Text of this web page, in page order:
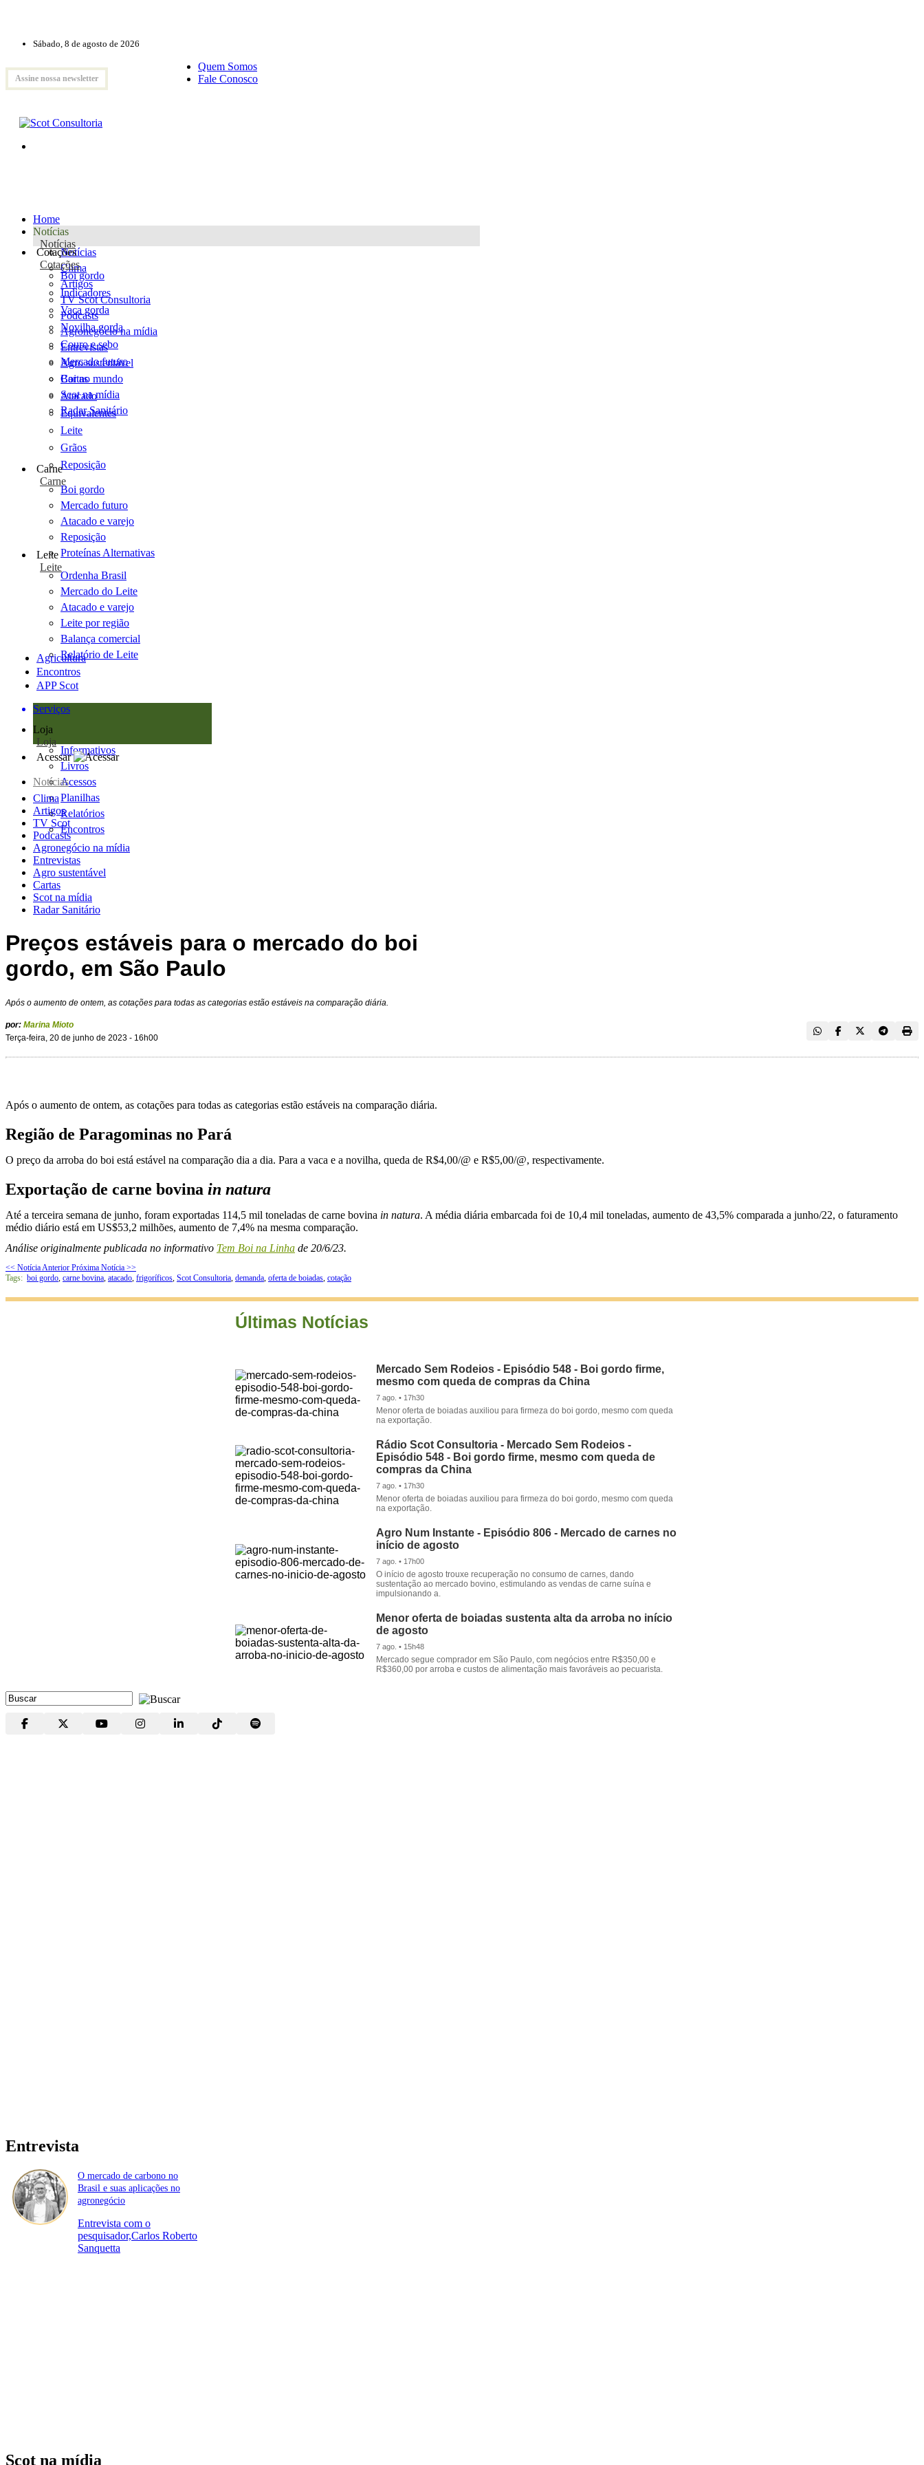
Sábado, 8 de agosto de 2026
Assine nossa newsletter
Quem Somos
Fale Conosco
Home
Notícias
Notícias
Notícias
Clima
Artigos
TV Scot Consultoria
Podcasts
Agronegócio na mídia
Entrevistas
Agro sustentável
Cartas
Scot na mídia
Radar Sanitário
Cotações
Cotações
Boi gordo
Indicadores
Vaca gorda
Novilha gorda
Couro e sebo
Mercado futuro
Boi no mundo
Atacado
Equivalentes
Leite
Grãos
Reposição
Carne
Carne
Boi gordo
Mercado futuro
Atacado e varejo
Reposição
Proteínas Alternativas
Leite
Leite
Ordenha Brasil
Mercado do Leite
Atacado e varejo
Leite por região
Balança comercial
Relatório de Leite
Agricultura
Encontros
APP Scot
Serviços
Loja
Loja
Informativos
Livros
Acessos
Planilhas
Relatórios
Encontros
Acessar
Notícias
Clima
Artigos
TV Scot
Podcasts
Agronegócio na mídia
Entrevistas
Agro sustentável
Cartas
Scot na mídia
Radar Sanitário
Preços estáveis para o mercado do boi
gordo, em São Paulo
Após o aumento de ontem, as cotações para todas as categorias estão estáveis na comparação diária.
por: Marina Mioto
Terça-feira, 20 de junho de 2023 - 16h00
Após o aumento de ontem, as cotações para todas as categorias estão estáveis na comparação diária.
Região de Paragominas no Pará
O preço da arroba do boi está estável na comparação dia a dia. Para a vaca e a novilha, queda de R$4,00/@ e R$5,00/@, respectivamente.
Exportação de carne bovina in natura
Até a terceira semana de junho, foram exportadas 114,5 mil toneladas de carne bovina in natura. A média diária embarcada foi de 10,4 mil toneladas, aumento de 43,5% comparada a junho/22, o faturamento
médio diário está em US$53,2 milhões, aumento de 7,4% na mesma comparação.
Análise originalmente publicada no informativo Tem Boi na Linha de 20/6/23.
<< Notícia Anterior Próxima Notícia >>
Tags: boi gordo carne bovina atacado frigoríficos Scot Consultoria demanda oferta de boiadas cotação
Últimas Notícias
Mercado Sem Rodeios - Episódio 548 - Boi gordo firme,
mesmo com queda de compras da China
7 ago. • 17h30
Menor oferta de boiadas auxiliou para firmeza do boi gordo, mesmo com queda
na exportação.
Rádio Scot Consultoria - Mercado Sem Rodeios -
Episódio 548 - Boi gordo firme, mesmo com queda de
compras da China
7 ago. • 17h30
Menor oferta de boiadas auxiliou para firmeza do boi gordo, mesmo com queda
na exportação.
Agro Num Instante - Episódio 806 - Mercado de carnes no
início de agosto
7 ago. • 17h00
O início de agosto trouxe recuperação no consumo de carnes, dando
sustentação ao mercado bovino, estimulando as vendas de carne suína e
impulsionando a.
Menor oferta de boiadas sustenta alta da arroba no início
de agosto
7 ago. • 15h48
Mercado segue comprador em São Paulo, com negócios entre R$350,00 e
R$360,00 por arroba e custos de alimentação mais favoráveis ao pecuarista.
Entrevista
O mercado de carbono no
Brasil e suas aplicações no
agronegócio
Entrevista com o
pesquisador,Carlos Roberto
Sanquetta
Scot na mídia